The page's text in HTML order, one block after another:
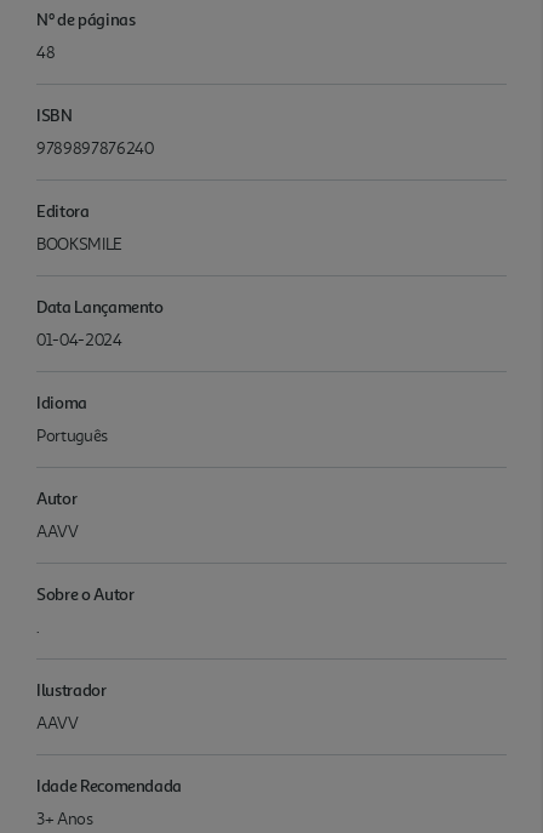
Nº de páginas
48
ISBN
9789897876240
Editora
BOOKSMILE
Data Lançamento
01-04-2024
Idioma
Português
Autor
AAVV
Sobre o Autor
.
Ilustrador
AAVV
Idade Recomendada
3+ Anos